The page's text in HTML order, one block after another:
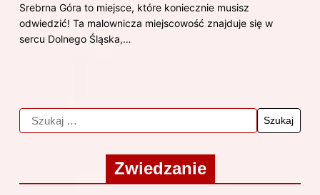
Srebrna Góra to miejsce, które koniecznie musisz
odwiedzić! Ta malownicza miejscowość znajduje się w
sercu Dolnego Śląska,…
Zwiedzanie